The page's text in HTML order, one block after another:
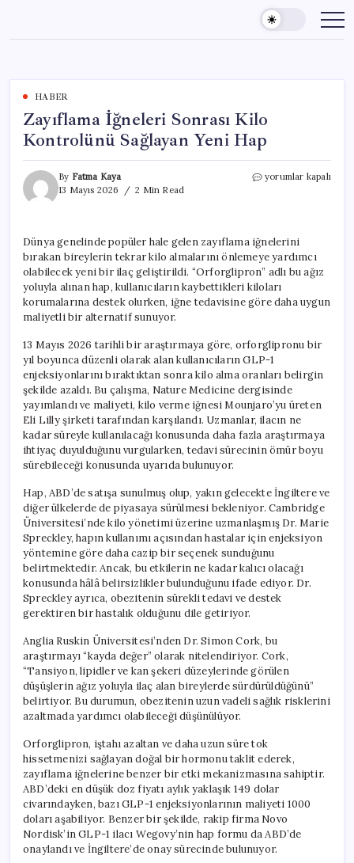
content
HABER
Zayıflama İğneleri Sonrası Kilo
Kontrolünü Sağlayan Yeni Hap
By Fatma Kaya
13 Mayıs 2026
2 Min Read
Zayıflama
Sağlayan
Yeni
Hap
için
yorumlar kapalı
Dünya genelinde popüler hale gelen zayıflama iğnelerini
bırakan bireylerin tekrar kilo almalarını önlemeye yardımcı
olabilecek yeni bir ilaç geliştirildi. “Orforglipron” adlı bu ağız
yoluyla alınan hap, kullanıcıların kaybettikleri kiloları
korumalarına destek olurken, iğne tedavisine göre daha uygun
maliyetli bir alternatif sunuyor.
13 Mayıs 2026 tarihli bir araştırmaya göre, orforglipronu bir
yıl boyunca düzenli olarak alan kullanıcıların GLP-1
enjeksiyonlarını bıraktıktan sonra kilo alma oranları belirgin
şekilde azaldı. Bu çalışma, Nature Medicine dergisinde
yayımlandı ve maliyeti, kilo verme iğnesi Mounjaro’yu üreten
Eli Lilly şirketi tarafından karşılandı. Uzmanlar, ilacın ne
kadar süreyle kullanılacağı konusunda daha fazla araştırmaya
ihtiyaç duyulduğunu vurgularken, tedavi sürecinin ömür boyu
sürebileceği konusunda uyarıda bulunuyor.
Hap, ABD’de satışa sunulmuş olup, yakın gelecekte İngiltere ve
diğer ülkelerde de piyasaya sürülmesi bekleniyor. Cambridge
Üniversitesi’nde kilo yönetimi üzerine uzmanlaşmış Dr. Marie
Spreckley, hapın kullanımı açısından hastalar için enjeksiyon
yöntemine göre daha cazip bir seçenek sunduğunu
belirtmektedir. Ancak, bu etkilerin ne kadar kalıcı olacağı
konusunda hâlâ belirsizlikler bulunduğunu ifade ediyor. Dr.
Spreckley ayrıca, obezitenin sürekli tedavi ve destek
gerektiren bir hastalık olduğunu dile getiriyor.
Anglia Ruskin Üniversitesi’nden Dr. Simon Cork, bu
araştırmayı “kayda değer” olarak nitelendiriyor. Cork,
“Tansiyon, lipidler ve kan şekeri düzeylerinde görülen
düşüşlerin ağız yoluyla ilaç alan bireylerde sürdürüldüğünü”
belirtiyor. Bu durumun, obezitenin uzun vadeli sağlık risklerini
azaltmada yardımcı olabileceği düşünülüyor.
Orforglipron, iştahı azaltan ve daha uzun süre tok
hissetmenizi sağlayan doğal bir hormonu taklit ederek,
zayıflama iğnelerine benzer bir etki mekanizmasına sahiptir.
ABD’deki en düşük doz fiyatı aylık yaklaşık 149 dolar
civarındayken, bazı GLP-1 enjeksiyonlarının maliyeti 1000
doları aşabiliyor. Benzer bir şekilde, rakip firma Novo
Nordisk’in GLP-1 ilacı Wegovy’nin hap formu da ABD’de
onaylandı ve İngiltere’de onay sürecinde bulunuyor.